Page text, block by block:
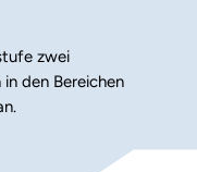
zwei
den Bereichen